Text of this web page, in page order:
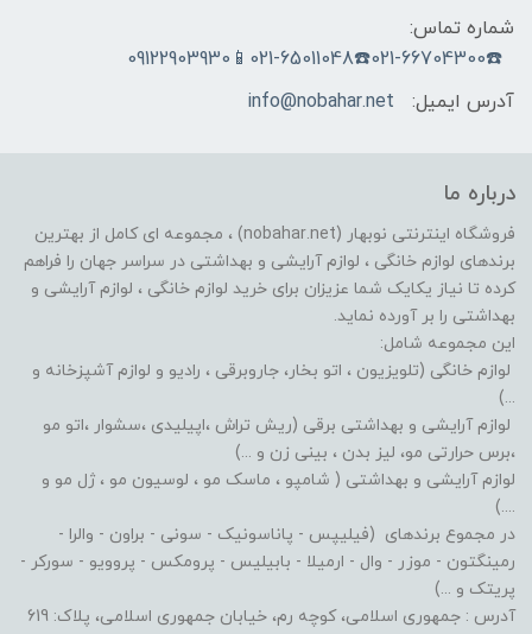
شماره تماس:
☎️021-66704300☎️021-65011048📱09122903930
آدرس ایمیل:
info@nobahar.net
درباره ما
فروشگاه اینترنتی نوبهار (nobahar.net) ، مجموعه ای کامل از بهترین
برندهای لوازم خانگی ، لوازم آرایشی و بهداشتی در سراسر جهان را فراهم
کرده تا نیاز یکایک شما عزیزان برای خرید لوازم خانگی ، لوازم آرایشی و
بهداشتی را بر آورده نماید.
این مجموعه شامل:
لوازم خانگی (تلویزیون ، اتو بخار، جاروبرقی ، رادیو و لوازم آشپزخانه و
...)
لوازم آرایشی و بهداشتی برقی (ریش تراش ،اپیلیدی ،سشوار ،اتو مو
،برس حرارتی مو، لیز بدن ، بینی زن و ...)
لوازم آرایشی و بهداشتی ( شامپو ، ماسک مو ، لوسیون مو ، ژل مو و
....)
در مجموع برندهای (فیلیپس - پاناسونیک - سونی - براون - والرا -
رمینگتون - موزر - وال - ارمیلا - بابیلیس - پرومکس - پروویو - سورکر -
پریتک و ...)
آدرس : جمهوری اسلامی، کوچه رم، خیابان جمهوری اسلامی، پلاک: 619